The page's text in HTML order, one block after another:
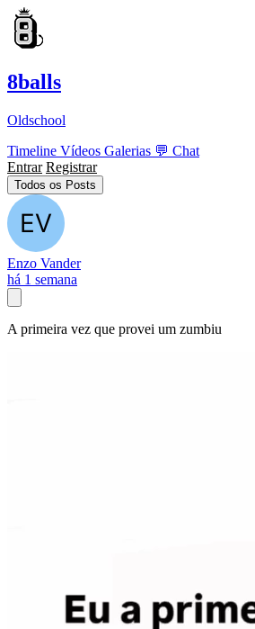
8balls
Oldschool
Timeline Vídeos Galerias 💬 Chat
Entrar Registrar
Todos os Posts
Enzo Vander
há 1 semana
A primeira vez que provei um zumbiu